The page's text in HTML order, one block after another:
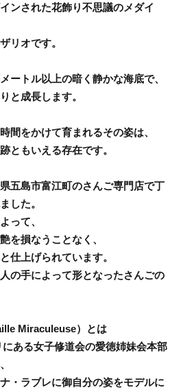
ンされた花飾り不思議のメダイ
リオです。
ートル以上の暗く静かな海底で、
と成長します。
間をかけて育まれるその姿は、
ともいえる存在です。
五島市富江町のさんご専門店で丁
した。
って、
を損なうことなく、
仕上げられています。
の手によって形となったさんごの
Miraculeuse）とは
ある女子修道会の愛徳姉妹会本部
・ラブレに御自分の姿をモデルに